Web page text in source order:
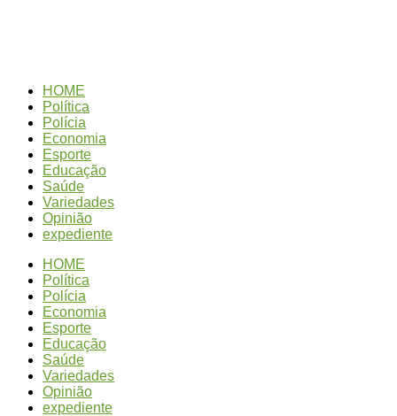
HOME
Política
Polícia
Economia
Esporte
Educação
Saúde
Variedades
Opinião
expediente
HOME
Política
Polícia
Economia
Esporte
Educação
Saúde
Variedades
Opinião
expediente